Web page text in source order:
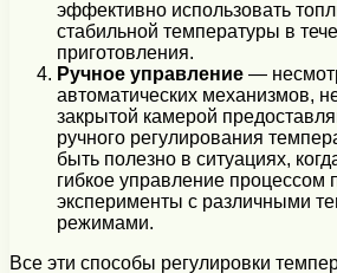
эффективно использовать
стабильной температуры в
приготовления.
Ручное управление —
автоматических механизмов,
закрытой камерой
ручного регулирования
быть полезно в ситуациях,
гибкое управление процессом
эксперименты с различными
режимами.
Все эти способы регулировки